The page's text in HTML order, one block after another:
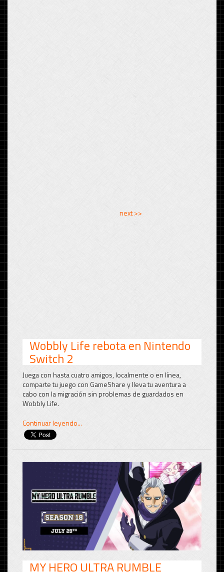
next >>
Wobbly Life rebota en Nintendo
Switch 2
Juega con hasta cuatro amigos, localmente o en línea,
comparte tu juego con GameShare y lleva tu aventura a
cabo con la migración sin problemas de guardados en
Wobbly Life.
Continuar leyendo...
MY HERO ULTRA RUMBLE